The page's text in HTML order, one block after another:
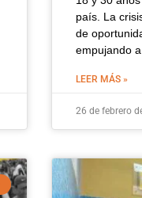
país. La
de
empujando a
LEER MÁS »
26 de febrero